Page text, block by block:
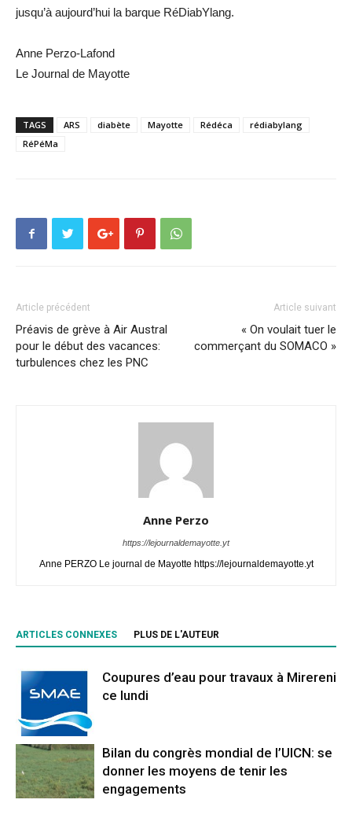
jusqu’à aujourd’hui la barque RéDiabYlang.
Anne Perzo-Lafond
Le Journal de Mayotte
TAGS ARS diabète Mayotte Rédéca
rédiabylang
RéPéMa
Article précédent
Préavis de grève à Air Austral
pour le début des vacances:
turbulences chez les PNC
Article suivant
« On voulait tuer le
commerçant du SOMACO »
Anne Perzo
https://lejournaldemayotte.yt
Anne PERZO Le journal de Mayotte https://lejournaldemayotte.yt
ARTICLES CONNEXES PLUS DE L'AUTEUR
Coupures d’eau pour travaux à Mirereni
ce lundi
Bilan du congrès mondial de l’UICN: se
donner les moyens de tenir les
engagements